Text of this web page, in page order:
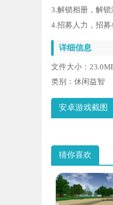
3.解锁相册，解锁
4.招募人力，招募
详细信息
文件大小：
类别： 休闲益智
安卓游戏截图
猜你喜欢